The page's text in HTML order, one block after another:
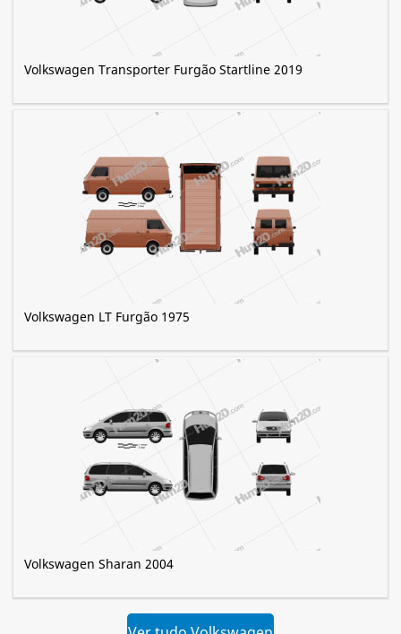
Volkswagen Transporter Furgão Startline 2019
Volkswagen LT Furgão 1975
Volkswagen Sharan 2004